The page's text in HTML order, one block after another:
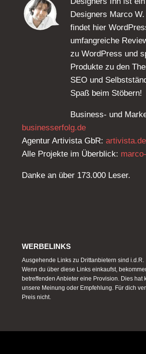
Designers Marco
findet hier
umfangreiche
zu WordPress und
Produkte zu den
SEO und
Spaß beim Stöbern!
Business- und
businesserfolg.de
Agentur Artivista GbR: artivista.de
Alle Projekte im Überblick:
Danke an über 173.000 Leser.
WERBELINKS
Ausgehende Links zu Drittanbietern sind
Wenn du über diese Links einkaufst,
betreffenden Anbieter eine Provision. Dies hat
unsere Meinung oder Empfehlung. Für dich
Preis nicht.